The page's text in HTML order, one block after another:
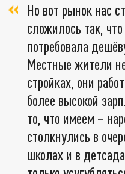
Но вот рынок нас
сложилось так,
потребовала
Местные жители
стройках, они
более высокой
то, что имеем –
столкнулись в
школах и в